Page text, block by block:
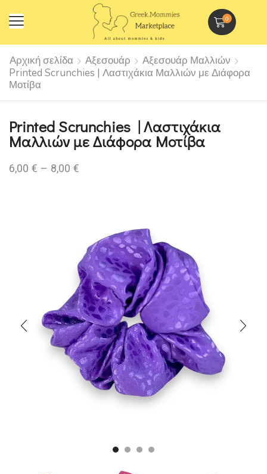
0
Αρχική σελίδα Αξεσουάρ
Αξεσουάρ Μαλλιών
Printed Scrunchies | Λαστιχάκια Μαλλιών με Διάφορα
Μοτίβα
Printed Scrunchies | Λαστιχάκια
Μαλλιών με Διάφορα Μοτίβα
6,00 € – 8,00 €